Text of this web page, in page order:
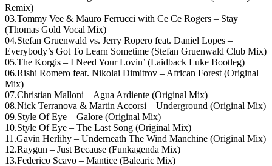
Remix)
03.Tommy Vee & Mauro Ferrucci with Ce Ce Rogers – Stay
(Thomas Gold Vocal Mix)
04.Stefan Gruenwald vs. Jerry Ropero feat. Daniel Lopes –
Everybody’s Got To Learn Sometime (Stefan Gruenwald Club Mix)
05.The Korgis – I Need Your Lovin’ (Laidback Luke Bootleg)
06.Rishi Romero feat. Nikolai Dimitrov – African Forest (Original
Mix)
07.Christian Malloni – Agua Ardiente (Original Mix)
08.Nick Terranova & Martin Accorsi – Underground (Original Mix)
09.Style Of Eye – Galore (Original Mix)
10.Style Of Eye – The Last Song (Original Mix)
11.Gavin Herlihy – Underneath The Wind Manchine (Original Mix)
12.Raygun – Just Because (Funkagenda Mix)
13.Federico Scavo – Mantice (Balearic Mix)